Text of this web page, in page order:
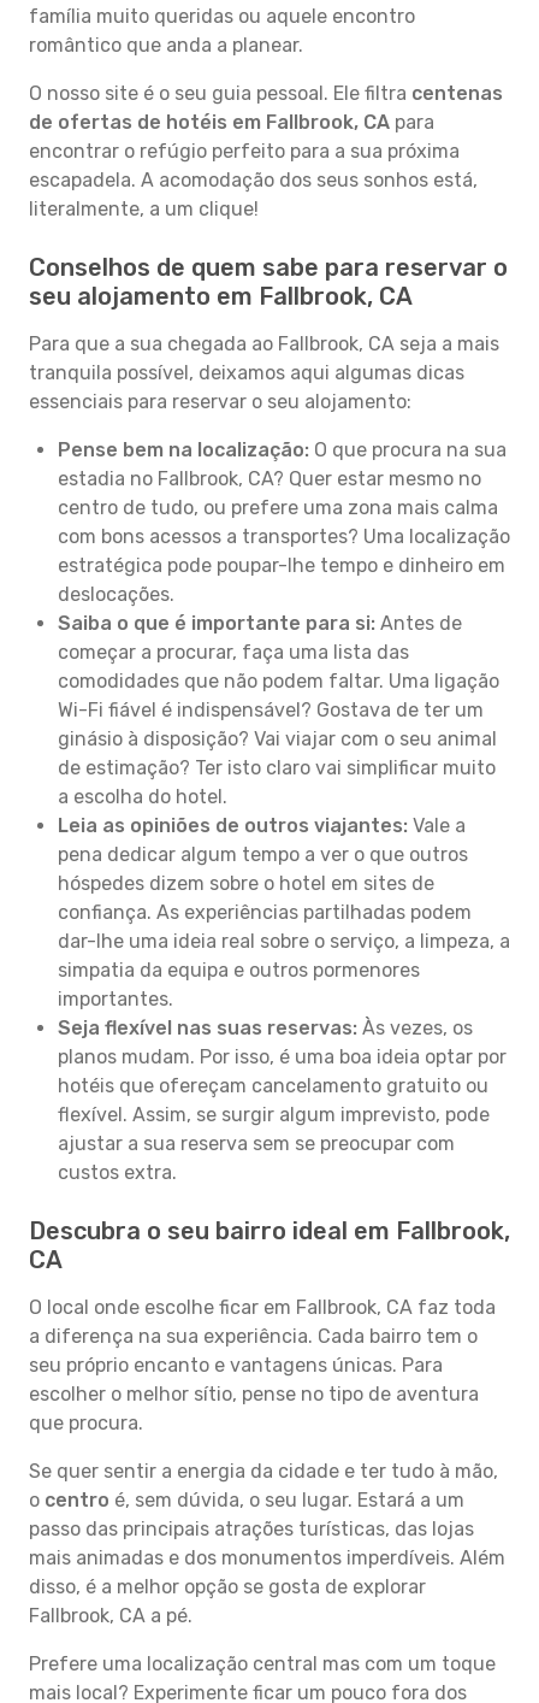
família muito queridas ou aquele encontro
romântico que anda a planear.
O nosso site é o seu guia pessoal. Ele filtra centenas
de ofertas de hotéis em Fallbrook, CA para
encontrar o refúgio perfeito para a sua próxima
escapadela. A acomodação dos seus sonhos está,
literalmente, a um clique!
Conselhos de quem sabe para reservar o
seu alojamento em Fallbrook, CA
Para que a sua chegada ao Fallbrook, CA seja a mais
tranquila possível, deixamos aqui algumas dicas
essenciais para reservar o seu alojamento:
Pense bem na localização: O que procura na sua
estadia no Fallbrook, CA? Quer estar mesmo no
centro de tudo, ou prefere uma zona mais calma
com bons acessos a transportes? Uma localização
estratégica pode poupar-lhe tempo e dinheiro em
deslocações.
Saiba o que é importante para si: Antes de
começar a procurar, faça uma lista das
comodidades que não podem faltar. Uma ligação
Wi-Fi fiável é indispensável? Gostava de ter um
ginásio à disposição? Vai viajar com o seu animal
de estimação? Ter isto claro vai simplificar muito
a escolha do hotel.
Leia as opiniões de outros viajantes: Vale a
pena dedicar algum tempo a ver o que outros
hóspedes dizem sobre o hotel em sites de
confiança. As experiências partilhadas podem
dar-lhe uma ideia real sobre o serviço, a limpeza, a
simpatia da equipa e outros pormenores
importantes.
Seja flexível nas suas reservas: Às vezes, os
planos mudam. Por isso, é uma boa ideia optar por
hotéis que ofereçam cancelamento gratuito ou
flexível. Assim, se surgir algum imprevisto, pode
ajustar a sua reserva sem se preocupar com
custos extra.
Descubra o seu bairro ideal em Fallbrook,
CA
O local onde escolhe ficar em Fallbrook, CA faz toda
a diferença na sua experiência. Cada bairro tem o
seu próprio encanto e vantagens únicas. Para
escolher o melhor sítio, pense no tipo de aventura
que procura.
Se quer sentir a energia da cidade e ter tudo à mão,
o centro é, sem dúvida, o seu lugar. Estará a um
passo das principais atrações turísticas, das lojas
mais animadas e dos monumentos imperdíveis. Além
disso, é a melhor opção se gosta de explorar
Fallbrook, CA a pé.
Prefere uma localização central mas com um toque
mais local? Experimente ficar um pouco fora dos